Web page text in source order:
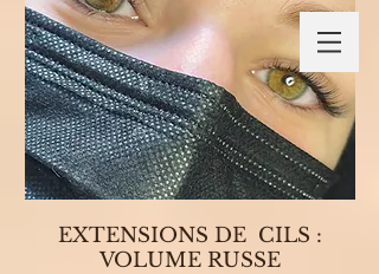
CONNEXION ESPACE PRIVÉ FORMATION
Les Cils de
Maeva
EXTENSIONS DE CILS :
VOLUME RUSSE